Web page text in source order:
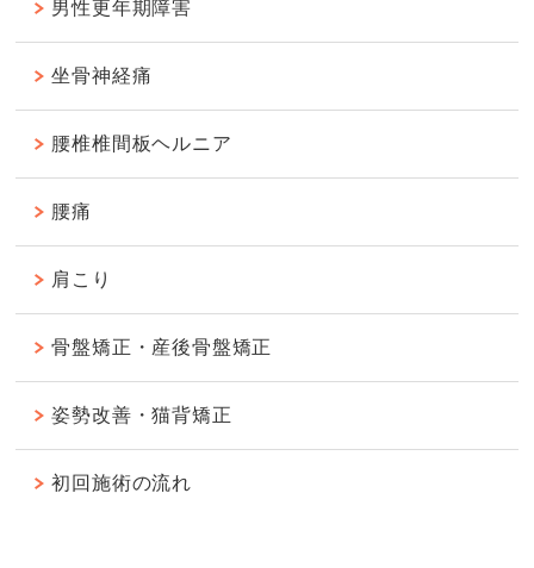
男性更年期障害
坐骨神経痛
腰椎椎間板ヘルニア
腰痛
肩こり
骨盤矯正・産後骨盤矯正
姿勢改善・猫背矯正
初回施術の流れ